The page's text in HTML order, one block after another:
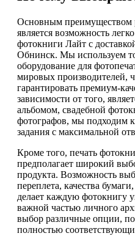
Основным преимуществом
является возможность
фотокниги Лайт с
Обнинск. Мы используем
оборудование для
мировых производителей,
гарантировать премиум-
зависимости от того,
альбомом, свадебной
фотографов, мы подходим
задания с максимальной
Кроме того, печать
предполагает широкий
продукта. Возможность
переплета, качества
делает каждую фотокнигу
важной частью личного
выбор различные опции,
полностью